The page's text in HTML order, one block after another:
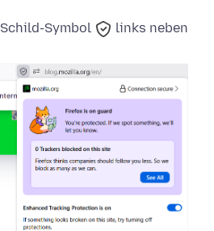
Schild-Symbol
links neben